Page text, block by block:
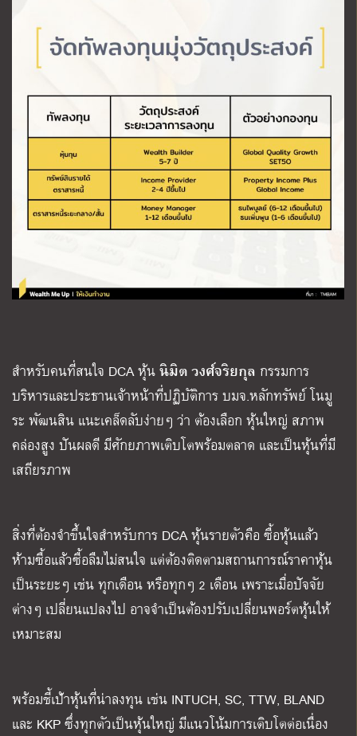
สำหรับคนที่สนใจ DCA หุ้นนิมิต วงศ์จริยกุล กรรมการ
บริหารและประธานเจ้าหน้าที่ปฏิบัติการ บมจ.หลักทรัพย์ โนมู
ระ พัฒนสิน แนะเคล็ดลับง่ายๆ ว่า ต้องเลือก หุ้นใหญ่ สภาพ
คล่องสูง ปันผลดี มีศักยภาพเติบโตพร้อมตลาด และเป็นหุ้นที่มี
เสถียรภาพ
สิ่งที่ต้องจำขึ้นใจสำหรับการ DCA หุ้นรายตัวคือ ซื้อหุ้นแล้ว
ห้ามซื้อแล้วซื้อลืมไม่สนใจ แต่ต้องติดตามสถานการณ์ราคาหุ้น
เป็นระยะๆ เช่น ทุกเดือน หรือทุกๆ 2 เดือน เพราะเมื่อปัจจัย
ต่างๆ เปลี่ยนแปลงไป อาจจำเป็นต้องปรับเปลี่ยนพอร์ตหุ้นให้
เหมาะสม
พร้อมชี้เป้าหุ้นที่น่าลงทุน เช่น INTUCH, SC, TTW, BLAND
และ KKP ซึ่งทุกตัวเป็นหุ้นใหญ่ มีแนวโน้มการเติบโตต่อเนื่อง